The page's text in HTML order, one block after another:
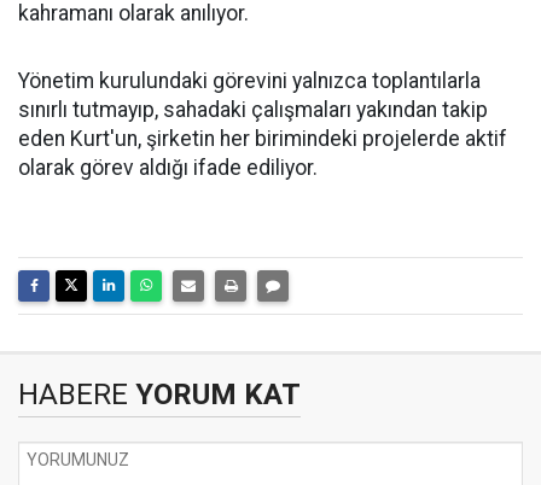
kahramanı olarak anılıyor.
Yönetim kurulundaki görevini yalnızca toplantılarla
sınırlı tutmayıp, sahadaki çalışmaları yakından takip
eden Kurt'un, şirketin her birimindeki projelerde aktif
olarak görev aldığı ifade ediliyor.
HABERE YORUM KAT